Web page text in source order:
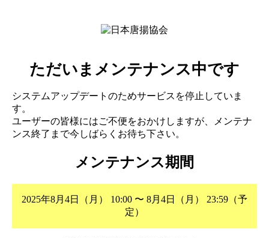
ただいまメンテナンス中です
システムアップデートのためサービスを停止していま
す。
ユーザーの皆様にはご不便をおかけしますが、メンテナ
ンス終了まで今しばらくお待ち下さい。
メンテナンス期間
2025年8月4日（月） 10:00 〜 8月4日（月） 23:59（予
定）